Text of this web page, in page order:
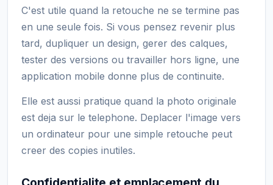
C'est utile quand la retouche ne se termine pas
en une seule fois. Si vous pensez revenir plus
tard, dupliquer un design, gerer des calques,
tester des versions ou travailler hors ligne, une
application mobile donne plus de continuite.
Elle est aussi pratique quand la photo originale
est deja sur le telephone. Deplacer l'image vers
un ordinateur pour une simple retouche peut
creer des copies inutiles.